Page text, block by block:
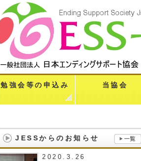
勉強会等の申込み 当協会
JESSからのお知らせ
2020.3.26